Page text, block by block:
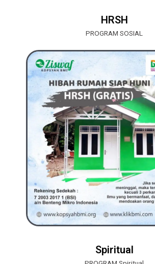
HRSH
PROGRAM SOSIAL
Spiritual